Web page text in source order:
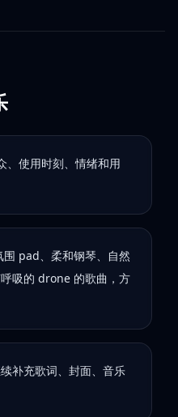
、使用时刻、情绪和用
pad、柔和钢琴、自然
吸的 drone 的歌曲，方
补充歌词、封面、音乐